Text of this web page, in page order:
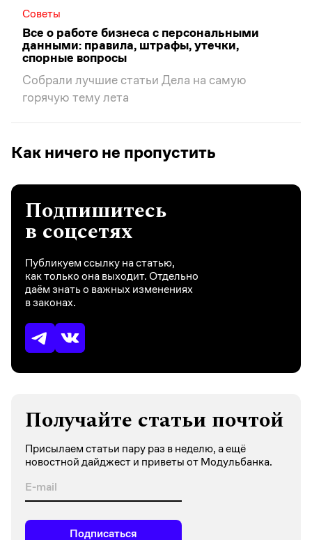
Советы
Все о работе бизнеса с персональными
данными: правила, штрафы, утечки,
спорные вопросы
Собрали лучшие статьи Дела на самую
горячую тему лета
Как ничего не пропустить
Подпишитесь
в соцсетях
Публикуем ссылку на статью,
как только она выходит. Отдельно
даём знать о важных изменениях
в законах.
Получайте статьи почтой
Присылаем статьи пару раз в неделю, а ещё
новостной дайджест и приветы от Модульбанка.
Подписаться